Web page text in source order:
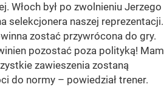
Włoch był po zwolnieniu Jerzego
selekcjonera naszej reprezentacji.
zostać przywrócona do gry.
pozostać poza polityką! Mam
zawieszenia zostaną
do normy – powiedział trener.